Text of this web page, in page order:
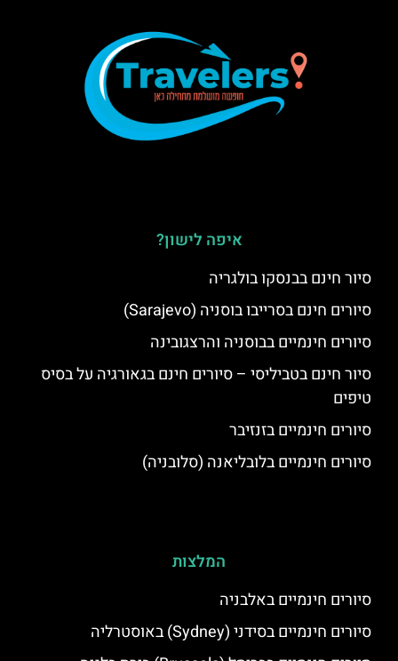
איפה לישון?
סיור חינם בבנסקו בולגריה
סיורים חינם בסרייבו בוסניה (Sarajevo)
סיורים חינמיים בבוסניה והרצגובינה
סיור חינם בטביליסי – סיורים חינם בגאורגיה על בסיס
טיפים
סיורים חינמיים בזנזיבר
סיורים חינמיים בלובליאנה (סלובניה)
המלצות
סיורים חינמיים באלבניה
סיורים חינמיים בסידני (Sydney) באוסטרליה